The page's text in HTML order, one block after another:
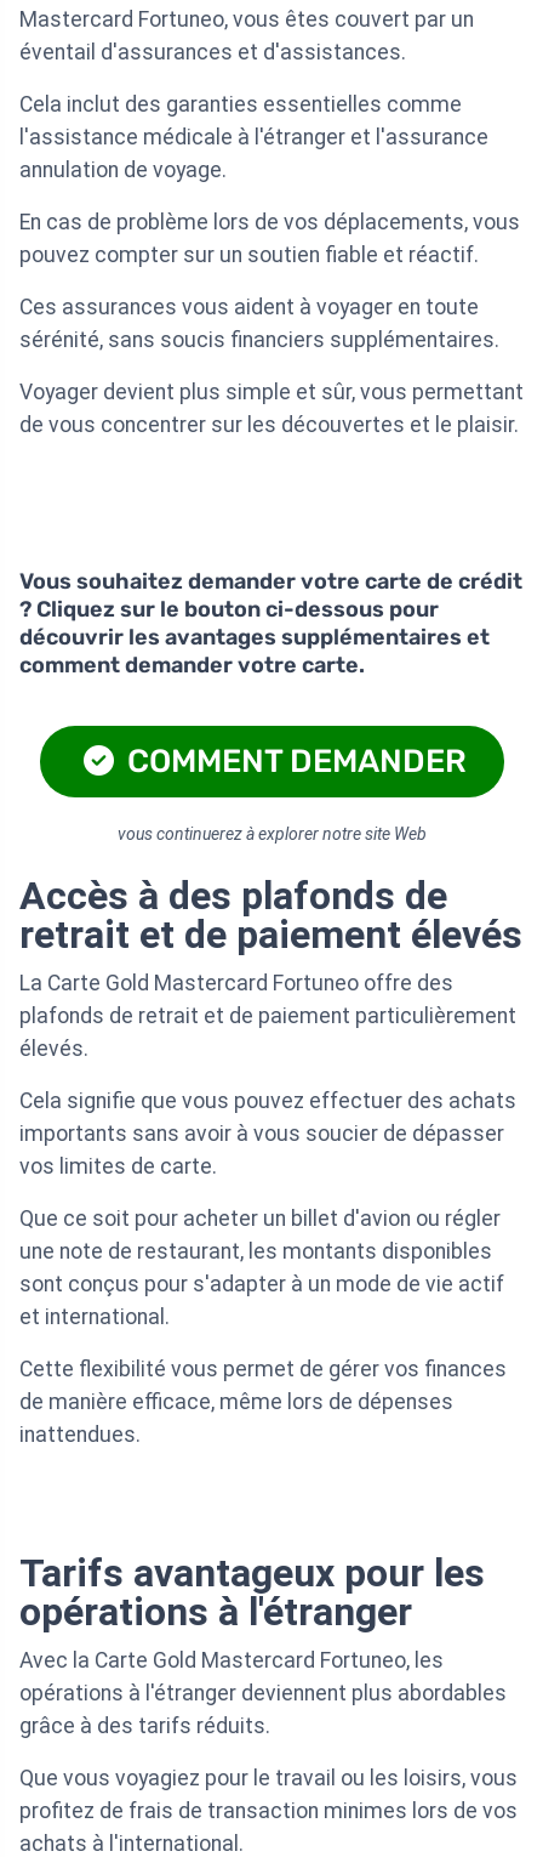
Mastercard Fortuneo, vous êtes couvert par un
éventail d'assurances et d'assistances.
Cela inclut des garanties essentielles comme
l'assistance médicale à l'étranger et l'assurance
annulation de voyage.
En cas de problème lors de vos déplacements, vous
pouvez compter sur un soutien fiable et réactif.
Ces assurances vous aident à voyager en toute
sérénité, sans soucis financiers supplémentaires.
Voyager devient plus simple et sûr, vous permettant
de vous concentrer sur les découvertes et le plaisir.
Vous souhaitez demander votre carte de crédit
? Cliquez sur le bouton ci-dessous pour
découvrir les avantages supplémentaires et
comment demander votre carte.
COMMENT DEMANDER
vous continuerez à explorer notre site Web
Accès à des plafonds de
retrait et de paiement élevés
La Carte Gold Mastercard Fortuneo offre des
plafonds de retrait et de paiement particulièrement
élevés.
Cela signifie que vous pouvez effectuer des achats
importants sans avoir à vous soucier de dépasser
vos limites de carte.
Que ce soit pour acheter un billet d'avion ou régler
une note de restaurant, les montants disponibles
sont conçus pour s'adapter à un mode de vie actif
et international.
Cette flexibilité vous permet de gérer vos finances
de manière efficace, même lors de dépenses
inattendues.
Tarifs avantageux pour les
opérations à l'étranger
Avec la Carte Gold Mastercard Fortuneo, les
opérations à l'étranger deviennent plus abordables
grâce à des tarifs réduits.
Que vous voyagiez pour le travail ou les loisirs, vous
profitez de frais de transaction minimes lors de vos
achats à l'international.